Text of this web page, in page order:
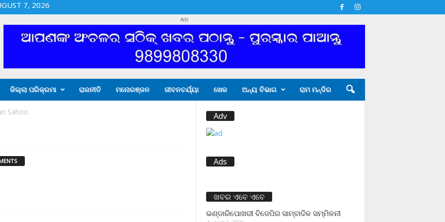
7, 2026
Ads
ଜିଲ୍ଲା ପରିକ୍ରମା ରାଜନୀତି ମନୋରଞ୍ଜନ ଜୀବନଚର୍ଯ୍ୟା ଖେଳ ଅନ୍ୟ ବିଭାଗ ରାମ ମନ୍ଦିର
Sahoo Adv
Ads
ଖବର ଏବେ ଏବେ
ଭଣ୍ଡାରିପୋଖରୀ ବିଜେପିର ସାମ୍ବାଦିକ ସମ୍ମିଳନୀ